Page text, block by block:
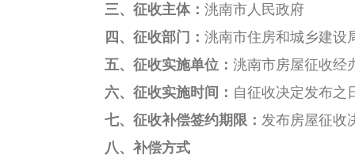
三、征收主体： 洮南市人民政府
四、征收部门： 洮南市住房和城乡建设
五、征收实施单位： 洮南市房屋征收经
六、征收实施时间： 自征收决定发布之
七、征收补偿签约期限： 发布房屋征收
八、 补偿方式